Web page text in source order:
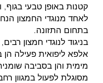
קטנות באופן טבעי
לאחד מנוגדי החמצון
בתחום התזונה.
בניגוד לנוגדי חמצון
אלפא ליפואית פעילה הן
מימית והן בסביבה
מסוגלת לפעול במגוון